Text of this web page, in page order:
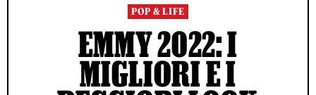
POP & LIFE
EMMY 2022: I
MIGLIORI E I